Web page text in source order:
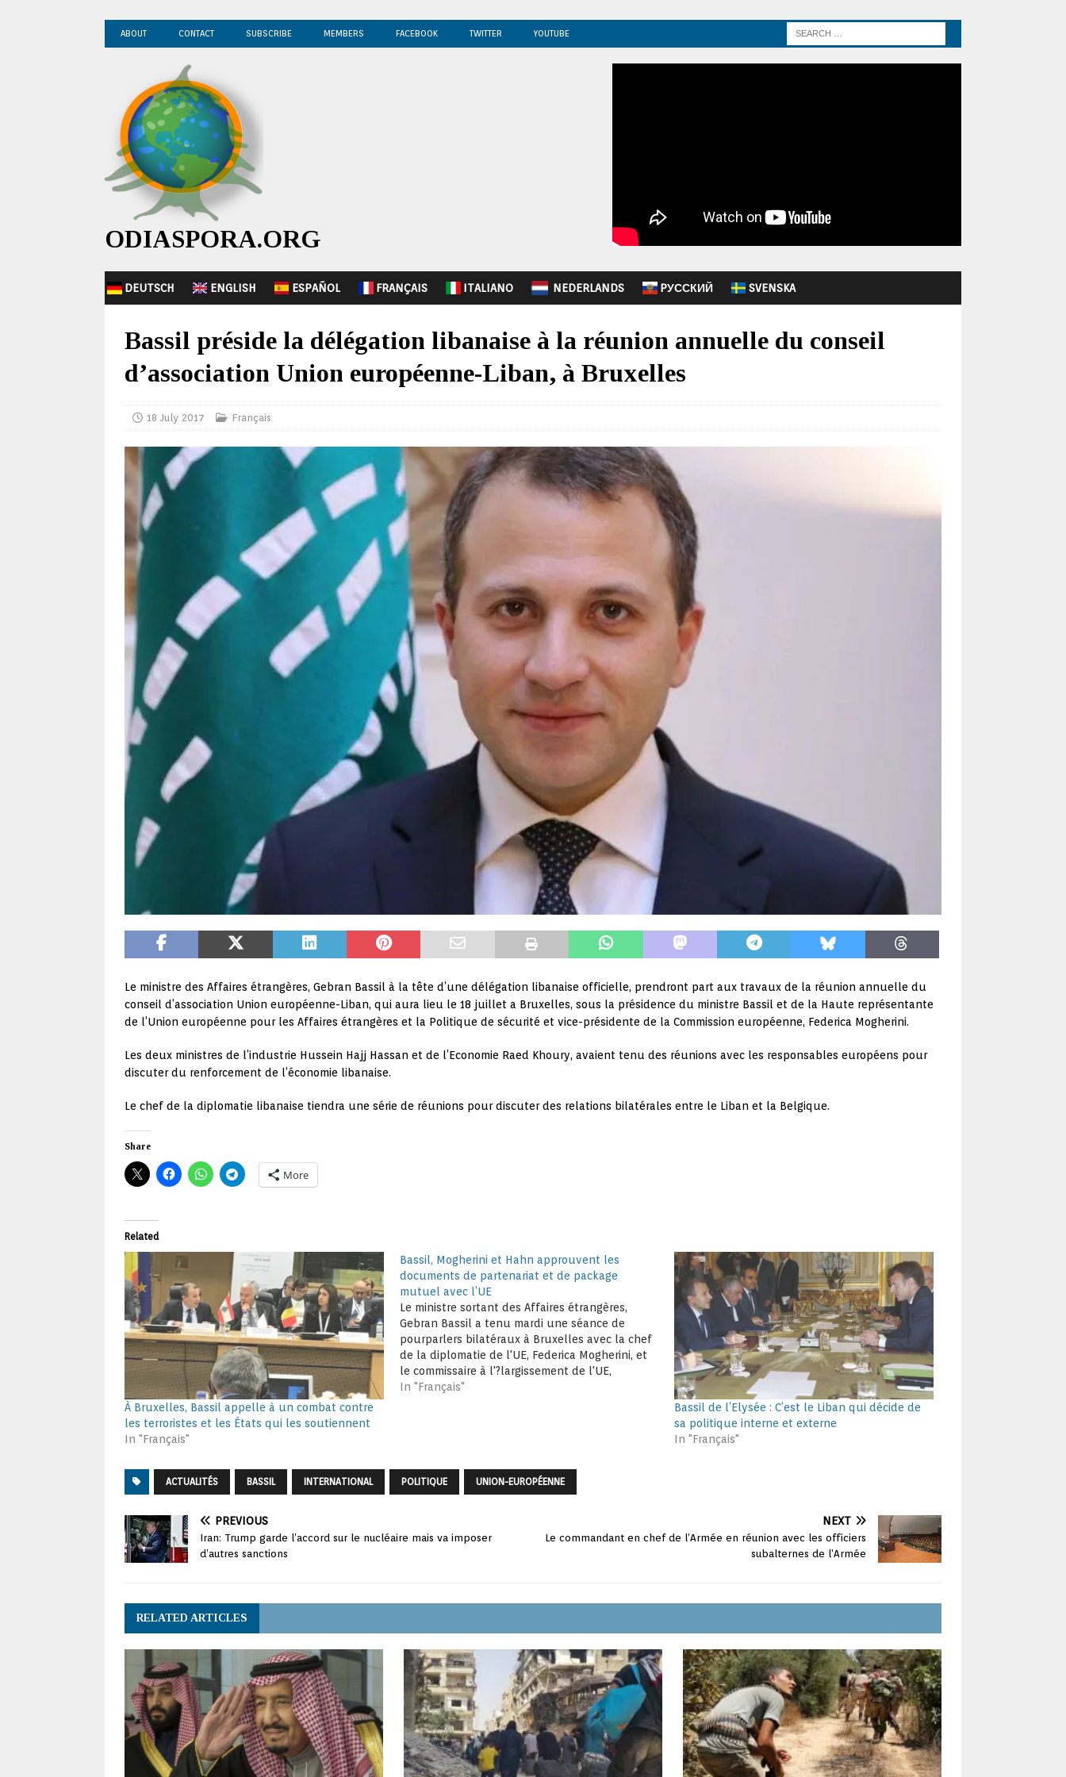
ABOUT CONTACT SUBSCRIBE MEMBERS FACEBOOK TWITTER YOUTUBE
ODIASPORA.ORG
DEUTSCH ENGLISH ESPAÑOL FRANÇAIS ITALIANO NEDERLANDS PУССКИЙ SVENSKA
Bassil préside la délégation libanaise à la réunion annuelle du conseil
d’association Union européenne-Liban, à Bruxelles
18 July 2017 Français
Le ministre des Affaires étrangères, Gebran Bassil à la tête d’une délégation libanaise officielle, prendront part aux travaux de la réunion annuelle du
conseil d’association Union européenne-Liban, qui aura lieu le 18 juillet a Bruxelles, sous la présidence du ministre Bassil et de la Haute représentante
de l’Union européenne pour les Affaires étrangères et la Politique de sécurité et vice-présidente de la Commission européenne, Federica Mogherini.
Les deux ministres de l’industrie Hussein Hajj Hassan et de l’Economie Raed Khoury, avaient tenu des réunions avec les responsables européens pour
discuter du renforcement de l’économie libanaise.
Le chef de la diplomatie libanaise tiendra une série de réunions pour discuter des relations bilatérales entre le Liban et la Belgique.
Share
More
Related
À Bruxelles, Bassil appelle à un combat contre
les terroristes et les États qui les soutiennent
In "Français"
Bassil, Mogherini et Hahn approuvent les
documents de partenariat et de package
mutuel avec l’UE
Le ministre sortant des Affaires étrangères,
Gebran Bassil a tenu mardi une séance de
pourparlers bilatéraux à Bruxelles avec la chef
de la diplomatie de l'UE, Federica Mogherini, et
le commissaire à l'?largissement de l'UE,
Johannes Hahn. Les participants ont approuvé
In "Français"
Bassil de l’Elysée : C’est le Liban qui décide de
sa politique interne et externe
In "Français"
ACTUALITÉS BASSIL INTERNATIONAL POLITIQUE UNION-EUROPÉENNE
PREVIOUS
Iran: Trump garde l’accord sur le nucléaire mais va imposer
d’autres sanctions
NEXT
Le commandant en chef de l’Armée en réunion avec les officiers
subalternes de l’Armée
RELATED ARTICLES